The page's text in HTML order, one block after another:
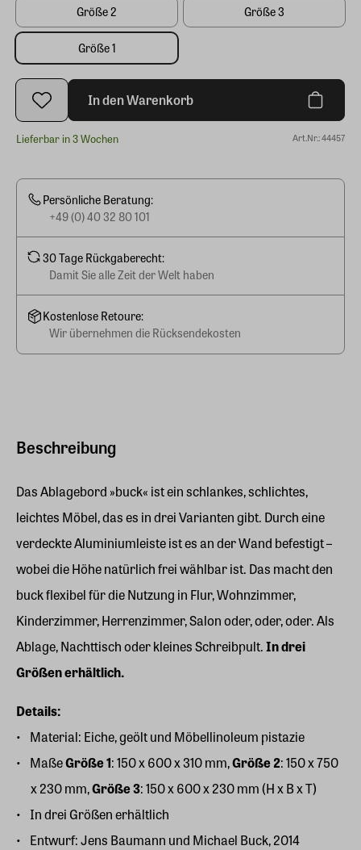
Beschreibung
Das Ablagebord »buck« ist ein schlankes, schlichtes,
leichtes Möbel, das es in drei Varianten gibt. Durch eine
verdeckte Aluminiumleiste ist es an der Wand befestigt –
wobei die Höhe natürlich frei wählbar ist. Das macht den
buck flexibel für die Nutzung in Flur, Wohnzimmer,
Kinderzimmer, Herrenzimmer, Salon oder, oder, oder. Als
Ablage, Nachttisch oder kleines Schreibpult.In drei
Größen erhältlich.
Details:
Material: Eiche, geölt und Möbellinoleum pistazie
MaßeGröße 1: 150 x 600 x 310 mm,Größe 2: 150 x 750
x 230 mm,Größe 3: 150 x 600 x 230 mm (H x B x T)
In drei Größen erhältlich
Entwurf: Jens Baumann und Michael Buck, 2014
Größe 2 Größe 3
Größe 1
In den Warenkorb
Lieferbar in 3 Wochen Art.Nr.: 44457
Persönliche Beratung:
+49 (0) 40 32 80 101
30 Tage Rückgaberecht:
Damit Sie alle Zeit der Welt haben
Kostenlose Retoure:
Wir übernehmen die Rücksendekosten